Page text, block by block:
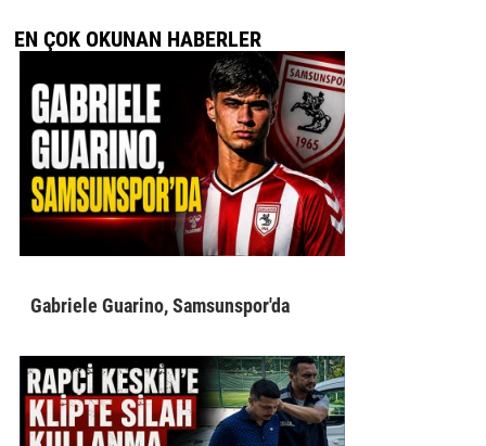
EN ÇOK OKUNAN HABERLER
Gabriele Guarino, Samsunspor'da